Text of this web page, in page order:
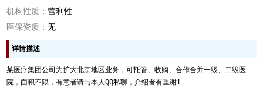
机构性质：营利性
医保资质：无
详情描述
某医疗集团公司为扩大北京地区业务，可托管、收购、合作合并一级、二级医
院，面积不限，有意者请与本人QQ私聊，介绍者有重谢!